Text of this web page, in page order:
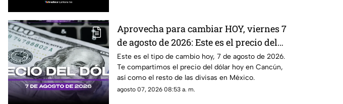
Aprovecha para cambiar HOY, viernes 7
de agosto de 2026: Este es el precio del
dólar estadounidense en Cancún
Este es el tipo de cambio hoy, 7 de agosto de 2026.
Te compartimos el precio del dólar hoy en Cancún,
así como el resto de las divisas en México.
agosto 07, 2026 08:53 a. m.